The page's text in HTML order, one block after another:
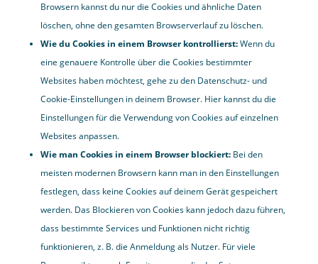
Browsern kannst du nur die Cookies und ähnliche Daten
löschen, ohne den gesamten Browserverlauf zu löschen.
Wie du Cookies in einem Browser kontrollierst:Wenn du
eine genauere Kontrolle über die Cookies bestimmter
Websites haben möchtest, gehe zu den Datenschutz- und
Cookie-Einstellungen in deinem Browser. Hier kannst du die
Einstellungen für die Verwendung von Cookies auf einzelnen
Websites anpassen.
Wie man Cookies in einem Browser blockiert:Bei den
meisten modernen Browsern kann man in den Einstellungen
festlegen, dass keine Cookies auf deinem Gerät gespeichert
werden. Das Blockieren von Cookies kann jedoch dazu führen,
dass bestimmte Services und Funktionen nicht richtig
funktionieren, z. B. die Anmeldung als Nutzer. Für viele